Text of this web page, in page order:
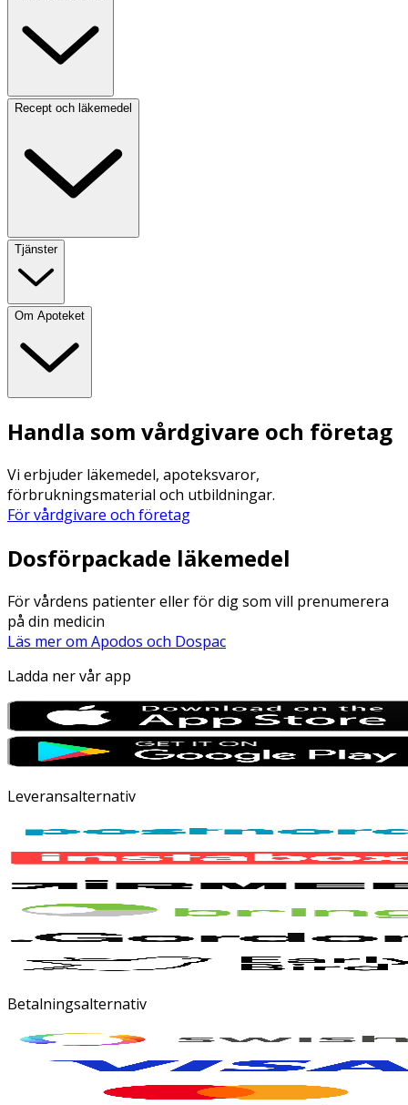
Recept och läkemedel
Tjänster
Om Apoteket
Handla som vårdgivare och företag
Vi erbjuder läkemedel, apoteksvaror,
förbrukningsmaterial och utbildningar.
För vårdgivare och företag
Dosförpackade läkemedel
För vårdens patienter eller för dig som vill prenumerera
på din medicin
Läs mer om Apodos och Dospac
Ladda ner vår app
Leveransalternativ
Betalningsalternativ